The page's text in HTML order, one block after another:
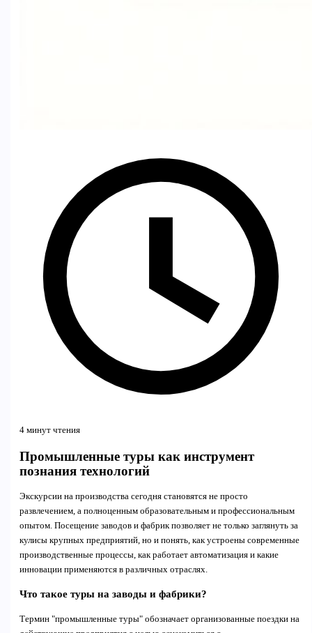
4 минут чтения
Промышленные туры как инструмент
познания технологий
Экскурсии на производства сегодня становятся не просто
развлечением, а полноценным образовательным и профессиональным
опытом. Посещение заводов и фабрик позволяет не только заглянуть за
кулисы крупных предприятий, но и понять, как устроены современные
производственные процессы, как работает автоматизация и какие
инновации применяются в различных отраслях.
Что такое туры на заводы и фабрики?
Термин "промышленные туры" обозначает организованные поездки на